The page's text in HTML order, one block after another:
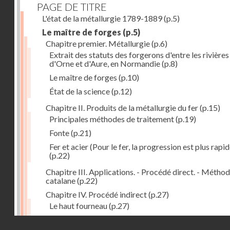
PAGE DE TITRE
L'état de la métallurgie 1789-1889(p.5)
Le maître de forges (p.5)
Chapitre premier. Métallurgie(p.6)
Extrait des statuts des forgerons d'entre les rivières
d'Orne et d'Aure, en Normandie(p.8)
Le maître de forges (p.10)
État de la science(p.12)
Chapitre II. Produits de la métallurgie du fer(p.15)
Principales méthodes de traitement(p.19)
Fonte(p.21)
Fer et acier (Pour le fer, la progression est plus
(p.22)
Chapitre III. Applications. - Procédé direct. -
catalane(p.22)
Chapitre IV. Procédé indirect(p.27)
Le haut fourneau(p.27)